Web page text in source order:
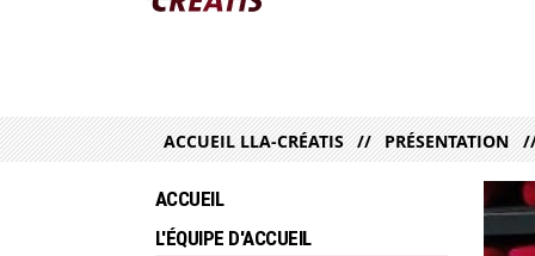
ACCUEIL LLA-CRÉATIS PRÉSENTATION
ACCUEIL
L'ÉQUIPE D'ACCUEIL